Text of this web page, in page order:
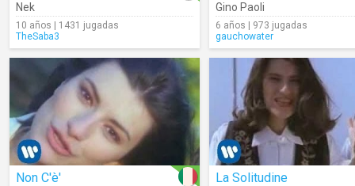
Nek
10 años | 1431 jugadas
TheSaba3
Gino Paoli
6 años | 973 jugadas
gauchowater
Non C'è' La Solitudine